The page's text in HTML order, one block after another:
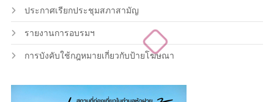
ประกาศเรียกประชุมสภาสามัญ
รายงานการอบรมฯ
การบังคับใช้กฎหมายเกี่ยวกับป้ายโฆษณา